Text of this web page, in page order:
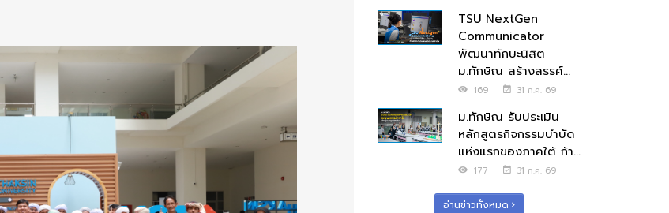
TSU NextGen
Communicator
พัฒนาทักษะนิสิต
ม.ทักษิณ สร้างสรรค์...
169 31 ก.ค. 69
ม.ทักษิณ รับประเมิน
หลักสูตรกิจกรรมบำบัด
แห่งแรกของภาคใต้ ก้า...
177 31 ก.ค. 69
อ่านข่าวทั้งหมด